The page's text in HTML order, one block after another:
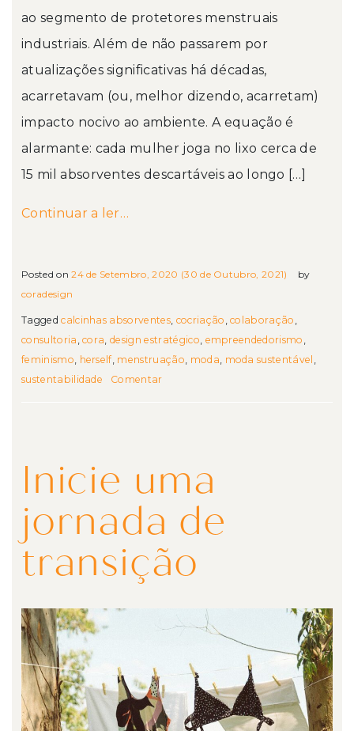
ao segmento de protetores menstruais
industriais. Além de não passarem por
atualizações significativas há décadas,
acarretavam (ou, melhor dizendo, acarretam)
impacto nocivo ao ambiente. A equação é
alarmante: cada mulher joga no lixo cerca de
15 mil absorventes descartáveis ao longo […]
Continuar a ler…
Posted on24 de Setembro, 2020 (30 de Outubro, 2021)
by
coradesign
Taggedcalcinhas absorventes, cocriação ,colaboração ,
consultoria ,cora,design estratégico, empreendedorismo ,
feminismo, herself, menstruação, moda, moda sustentável ,
sustentabilidade
Comentar
Inicie uma
jornada de
transição